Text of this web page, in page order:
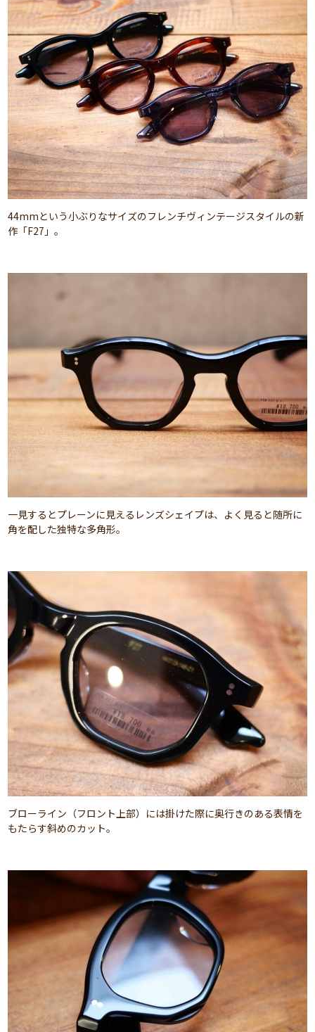
44mmという小ぶりなサイズのフレンチヴィンテージスタイルの新
作「F27」。
一見するとプレーンに見えるレンズシェイプは、よく見ると随所に
角を配した独特な多角形。
ブローライン（フロント上部）には掛けた際に奥行きのある表情を
もたらす斜めのカット。